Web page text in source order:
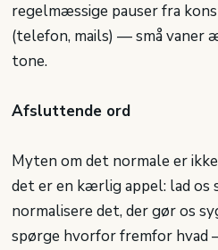
regelmæssige pauser fra
(telefon, mails) — små vaner
tone.
Afsluttende ord
Myten om det normale er
det er en kærlig appel: lad os
normalisere det, der gør os
spørge hvorfor fremfor hvad